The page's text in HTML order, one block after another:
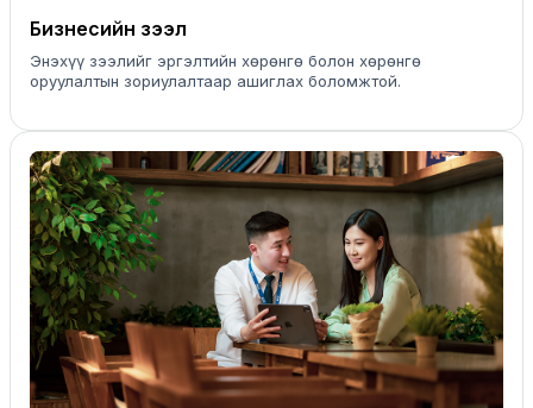
Бизнесийн зээл
Энэхүү зээлийг эргэлтийн хөрөнгө болон хөрөнгө
оруулалтын зориулалтаар ашиглах боломжтой.